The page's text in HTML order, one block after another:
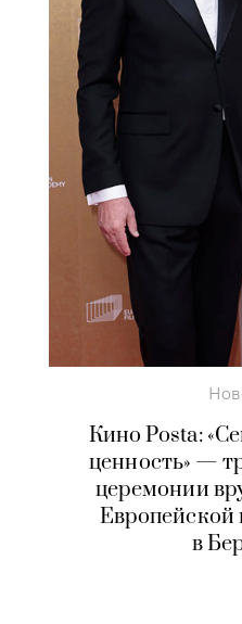
Кино Posta:
ценность» —
церемонии
Европейской
в